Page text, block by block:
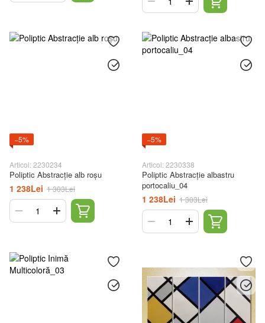
−5%
Articol: 2230234
Poliptic Abstracție alb roșu
1 238Lei 1 303Lei
−5%
Articol: 2230338
Poliptic Abstracție albastru
portocaliu_04
1 238Lei 1 303Lei